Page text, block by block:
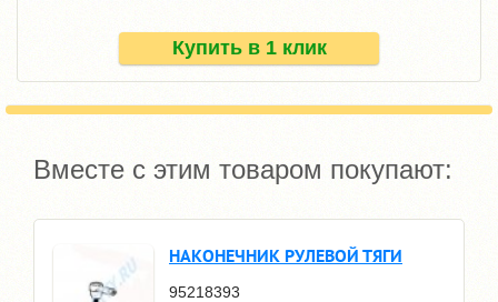
Купить в 1 клик
Вместе с этим товаром покупают:
НАКОНЕЧНИК РУЛЕВОЙ ТЯГИ
95218393